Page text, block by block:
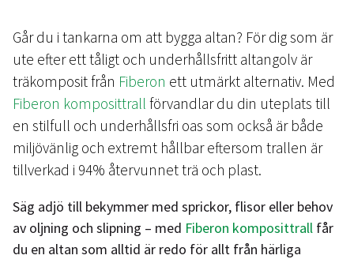
Går du i tankarna om att bygga altan? För dig som är
ute efter ett tåligt och underhållsfritt altangolv är
träkomposit från Fiberon ett utmärkt alternativ. Med
Fiberon komposittrall förvandlar du din uteplats till
en stilfull och underhållsfri oas som också är både
miljövänlig och extremt hållbar eftersom trallen är
tillverkad i 94% återvunnet trä och plast.
Säg adjö till bekymmer med sprickor, flisor eller behov
av oljning och slipning – med Fiberon komposittrallfår
du en altan som alltid är redo för allt från härliga